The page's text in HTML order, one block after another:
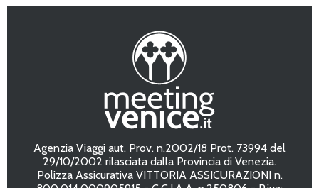
Agenzia Viaggi aut. Prov. n.2002/18 Prot. 73994 del
29/10/2002 rilasciata dalla Provincia di Venezia.
Polizza Assicurativa VITTORIA ASSICURAZIONI n.